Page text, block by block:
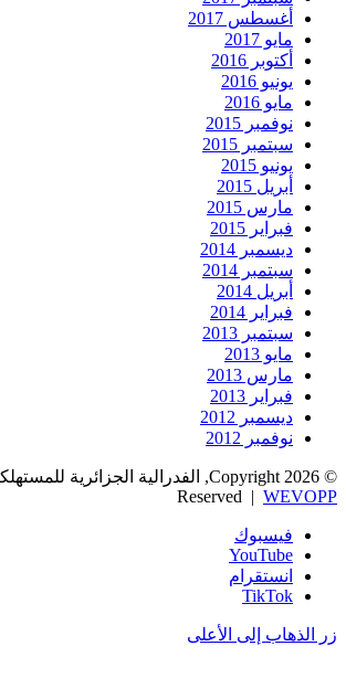
أغسطس 2017
مايو 2017
أكتوبر 2016
يونيو 2016
مايو 2016
نوفمبر 2015
سبتمبر 2015
يونيو 2015
أبريل 2015
مارس 2015
فبراير 2015
ديسمبر 2014
سبتمبر 2014
أبريل 2014
فبراير 2014
سبتمبر 2013
مايو 2013
مارس 2013
فبراير 2013
ديسمبر 2012
نوفمبر 2012
Reserved | WEVOPP
فيسبوك
‫YouTube
انستقرام
‫TikTok
زر الذهاب إلى الأعلى